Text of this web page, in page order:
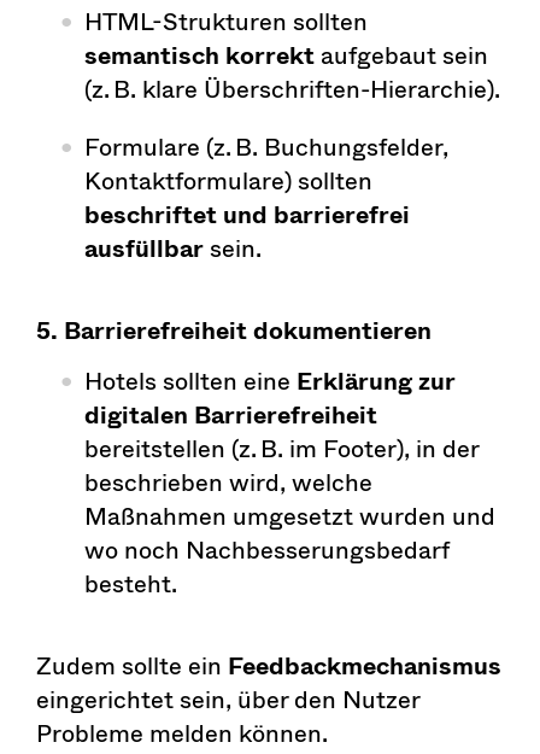
HTML-Strukturen sollten
semantisch korrektaufgebaut sein
(z. B. klare Überschriften-Hierarchie).
Formulare (z. B. Buchungsfelder,
Kontaktformulare) sollten
beschriftet und barrierefrei
ausfüllbarsein.
5. Barrierefreiheit dokumentieren
Hotels sollten eine Erklärung zur
digitalen Barrierefreiheit
bereitstellen (z. B. im Footer), in der
beschrieben wird, welche
Maßnahmen umgesetzt wurden und
wo noch Nachbesserungsbedarf
besteht.
Zudem sollte ein Feedbackmechanismus
eingerichtet sein, über den Nutzer
Probleme melden können.